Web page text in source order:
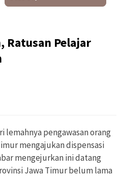
Ratusan Pelajar
lemahnya pengawasan orang
mengajukan dispensasi
mengejurkan ini datang
Jawa Timur belum lama